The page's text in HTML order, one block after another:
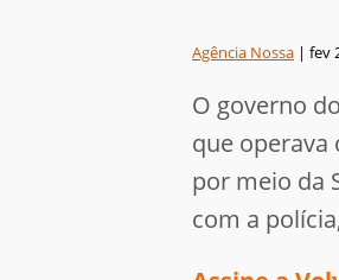
Agência Nossa | fev
O governo
que
por meio da
com a